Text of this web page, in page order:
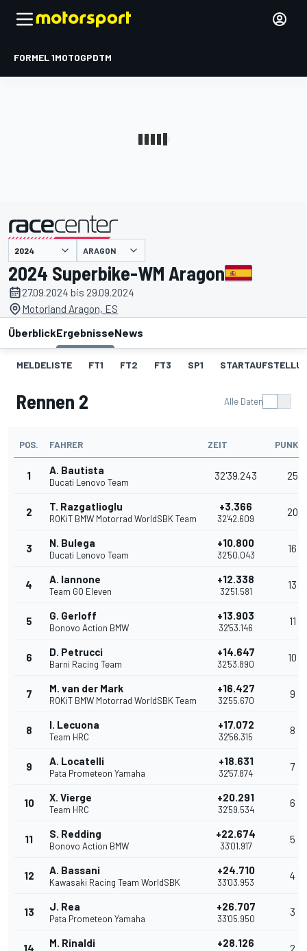
FORMEL 1MOTOGPDTM
ARAGON
2024 Superbike-WM Aragon
27.09.2024 bis 29.09.2024
Motorland Aragon, ES
ÜberblickErgebnisseNews
MELDELISTE FT1 FT2 FT3 SP1
Rennen 2 Alle Daten
POS. FAHRER ZEIT
1 A. Bautista
Ducati Lenovo Team
32'39.243 25
2 T. Razgatlioglu
ROKiT BMW Motorrad WorldSBK Team
+3.366
32'42.609
20
3 N. Bulega
Ducati Lenovo Team
+10.800
32'50.043
16
4 A. Iannone
Team GO Eleven
+12.338
32'51.581
13
5 G. Gerloff
Bonovo Action BMW
+13.903
32'53.146
11
6 D. Petrucci
Barni Racing Team
+14.647
32'53.890
10
7 M. van der Mark
ROKiT BMW Motorrad WorldSBK Team
+16.427
32'55.670
9
8 I. Lecuona
Team HRC
+17.072
32'56.315
8
9 A. Locatelli
Pata Prometeon Yamaha
+18.631
32'57.874
7
10 X. Vierge
Team HRC
+20.291
32'59.534
6
11 S. Redding
Bonovo Action BMW
+22.674
33'01.917
5
12 A. Bassani
Kawasaki Racing Team WorldSBK
+24.710
33'03.953
4
13 J. Rea
Pata Prometeon Yamaha
+26.707
33'05.950
3
14 M. Rinaldi +28.126 2